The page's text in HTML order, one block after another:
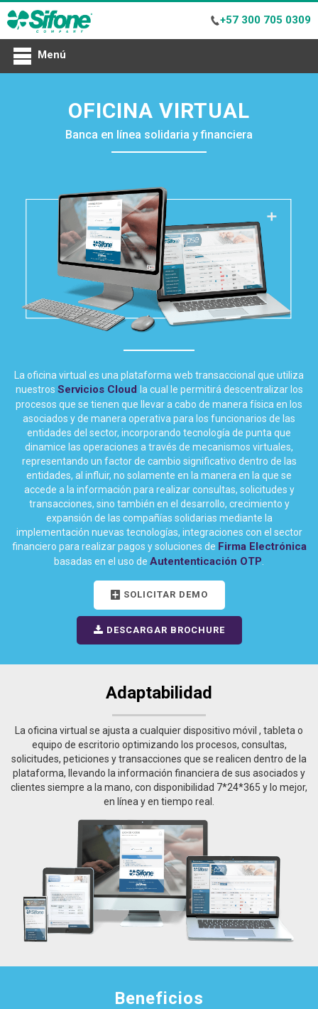
+57 300 705 0309
Menú
OFICINA VIRTUAL
Banca en línea solidaria y financiera
La oficina virtual es una plataforma web transaccional que utiliza
nuestros Servicios Cloud la cual le permitirá descentralizar los
procesos que se tienen que llevar a cabo de manera física en los
asociados y de manera operativa para los funcionarios de las
entidades del sector, incorporando tecnología de punta que
dinamice las operaciones a través de mecanismos virtuales,
representando un factor de cambio significativo dentro de las
entidades, al influir, no solamente en la manera en la que se
accede a la información para realizar consultas, solicitudes y
transacciones, sino también en el desarrollo, crecimiento y
expansión de las compañías solidarias mediante la
implementación nuevas tecnologías, integraciones con el sector
financiero para realizar pagos y soluciones de Firma Electrónica
basadas en el uso de Autententicación OTP
SOLICITAR DEMO
DESCARGAR BROCHURE
Adaptabilidad
La oficina virtual se ajusta a cualquier dispositivo móvil , tableta o
equipo de escritorio optimizando los procesos, consultas,
solicitudes, peticiones y transacciones que se realicen dentro de la
plataforma, llevando la información financiera de sus asociados y
clientes siempre a la mano, con disponibilidad 7*24*365 y lo mejor,
en línea y en tiempo real.
Beneficios